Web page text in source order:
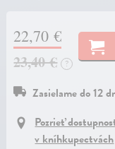
22,70 €
23,40 €
?
Zasielame do 12
Pozrieť
v kníhkupectvách